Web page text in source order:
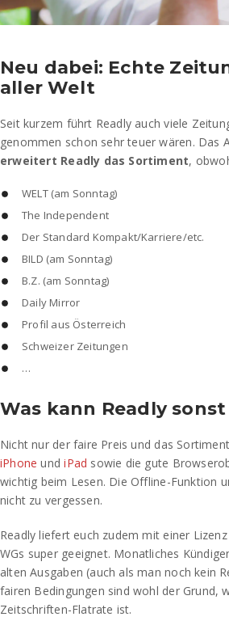
Neu dabei: Echte
aller Welt
Seit kurzem führt Readly auch viele
genommen schon sehr teuer wären. Das
erweitert Readly das Sortiment,
WELT (am Sonntag)
The Independent
Der Standard Kompakt/Karriere/etc.
BILD (am Sonntag)
B.Z. (am Sonntag)
Daily Mirror
Profil aus Österreich
Schweizer Zeitungen
…
Was kann Readly
Nicht nur der faire Preis und das
iPhone undiPad sowie die gute
wichtig beim Lesen. Die Offline-Funktion
nicht zu vergessen.
Readly liefert euch zudem mit einer
WGs super geeignet. Monatliches
alten Ausgaben (auch als man noch kein
fairen Bedingungen sind wohl der Grund,
Zeitschriften-Flatrate ist.